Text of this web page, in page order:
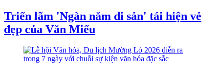
Triển lãm 'Ngàn năm di sản' tái hiện vẻ
đẹp của Văn Miếu